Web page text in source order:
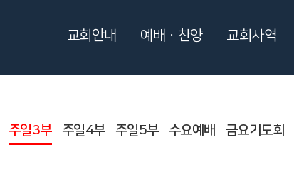
주일3부 주일4부 주일5부 수요예배 금요기도회
교회안내 예배ㆍ찬양 교회사역